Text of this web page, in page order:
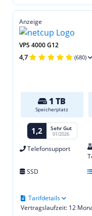
Anzeige
VPS 4000 G12
4,7 (680)
1 TB
Speicherplatz
1,2 Sehr Gut
01/2026
Telefonsupport
SSD
Vertragslaufzeit: 12
Tarifdetails